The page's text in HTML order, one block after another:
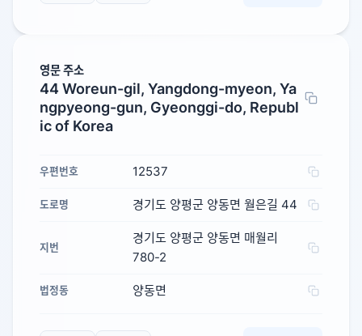
영문 주소
44 Woreun-gil, Yangdong-myeon, Ya
ngpyeong-gun, Gyeonggi-do, Republ
ic of Korea
우편번호 12537
도로명 경기도 양평군 양동면 월은길 44
지번
경기도 양평군 양동면 매월리
780-2
법정동 양동면